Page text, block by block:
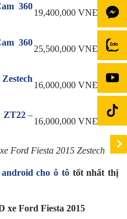
360
19,400,000 VNĐ
360
25,500,000 VNĐ
16,000,000 VNĐ
ZT22 –
16,000,000 VNĐ
Ford Fiesta 2015 Zestech
cho ô tôtốt nhất thị
xe Ford Fiesta 2015